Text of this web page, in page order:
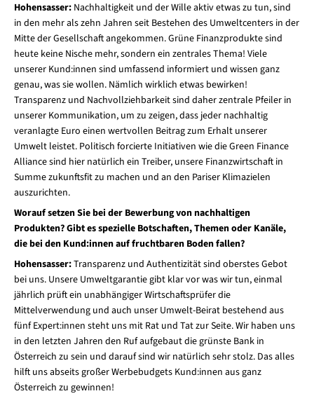
Hohensasser: Nachhaltigkeit und der Wille aktiv etwas zu tun, sind
in den mehr als zehn Jahren seit Bestehen des Umweltcenters in der
Mitte der Gesellschaft angekommen. Grüne Finanzprodukte sind
heute keine Nische mehr, sondern ein zentrales Thema! Viele
unserer Kund:innen sind umfassend informiert und wissen ganz
genau, was sie wollen. Nämlich wirklich etwas bewirken!
Transparenz und Nachvollziehbarkeit sind daher zentrale Pfeiler in
unserer Kommunikation, um zu zeigen, dass jeder nachhaltig
veranlagte Euro einen wertvollen Beitrag zum Erhalt unserer
Umwelt leistet. Politisch forcierte Initiativen wie die Green Finance
Alliance sind hier natürlich ein Treiber, unsere Finanzwirtschaft in
Summe zukunftsfit zu machen und an den Pariser Klimazielen
auszurichten.
Worauf setzen Sie bei der Bewerbung von nachhaltigen
Produkten? Gibt es spezielle Botschaften, Themen oder Kanäle,
die bei den Kund:innen auf fruchtbaren Boden fallen?
Hohensasser:Transparenz und Authentizität sind oberstes Gebot
bei uns. Unsere Umweltgarantie gibt klar vor was wir tun, einmal
jährlich prüft ein unabhängiger Wirtschaftsprüfer die
Mittelverwendung und auch unser Umwelt-Beirat bestehend aus
fünf Expert:innen steht uns mit Rat und Tat zur Seite. Wir haben uns
in den letzten Jahren den Ruf aufgebaut die grünste Bank in
Österreich zu sein und darauf sind wir natürlich sehr stolz. Das alles
hilft uns abseits großer Werbebudgets Kund:innen aus ganz
Österreich zu gewinnen!